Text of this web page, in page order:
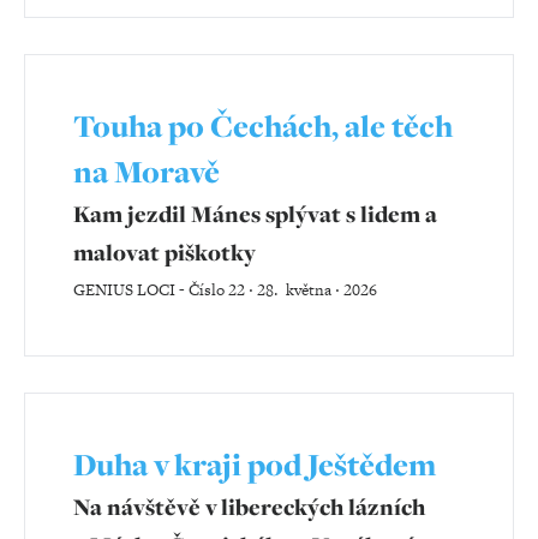
Touha po Čechách, ale těch
na Moravě
Kam jezdil Mánes splývat s lidem a
malovat piškotky
GENIUS LOCI-Číslo 22 ‧ 28. května ‧ 2026
Duha v kraji pod Ještědem
Na návštěvě v libereckých lázních